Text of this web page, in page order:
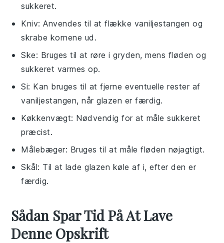
sukkeret.
Kniv: Anvendes til at flække vaniljestangen og
skrabe kornene ud.
Ske: Bruges til at røre i gryden, mens fløden og
sukkeret varmes op.
Si: Kan bruges til at fjerne eventuelle rester af
vaniljestangen, når glazen er færdig.
Køkkenvægt: Nødvendig for at måle sukkeret
præcist.
Målebæger: Bruges til at måle fløden nøjagtigt.
Skål: Til at lade glazen køle af i, efter den er
færdig.
Sådan Spar Tid På At Lave
Denne Opskrift